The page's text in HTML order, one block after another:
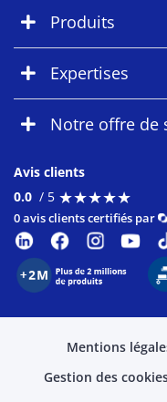
Produits
Expertises
Notre offre de
Avis clients
0.0 / 5 ★★★★★
★★★★★
0 avis clients certifiés par
Mentions
Gestion des